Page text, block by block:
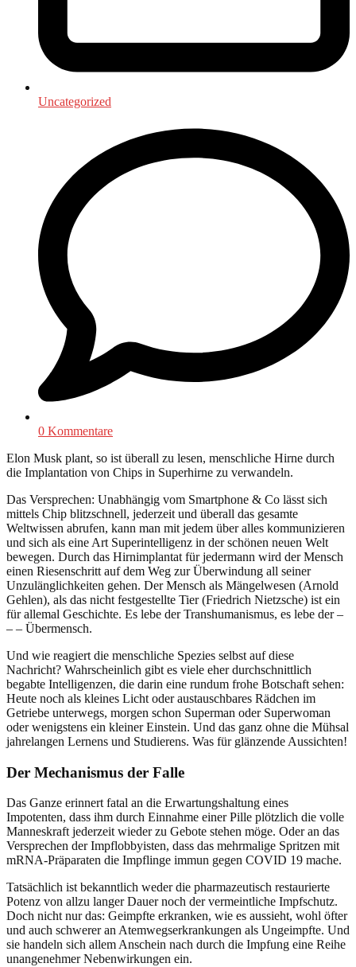
Uncategorized
0 Kommentare
Elon Musk plant, so ist überall zu lesen, menschliche Hirne durch
die Implantation von Chips in Superhirne zu verwandeln.
Das Versprechen: Unabhängig vom Smartphone & Co lässt sich
mittels Chip blitzschnell, jederzeit und überall das gesamte
Weltwissen abrufen, kann man mit jedem über alles kommunizieren
und sich als eine Art Superintelligenz in der schönen neuen Welt
bewegen. Durch das Hirnimplantat für jedermann wird der Mensch
einen Riesenschritt auf dem Weg zur Überwindung all seiner
Unzulänglichkeiten gehen. Der Mensch als Mängelwesen (Arnold
Gehlen), als das nicht festgestellte Tier (Friedrich Nietzsche) ist ein
für allemal Geschichte. Es lebe der Transhumanismus, es lebe der –
– – Übermensch.
Und wie reagiert die menschliche Spezies selbst auf diese
Nachricht? Wahrscheinlich gibt es viele eher durchschnittlich
begabte Intelligenzen, die darin eine rundum frohe Botschaft sehen:
Heute noch als kleines Licht oder austauschbares Rädchen im
Getriebe unterwegs, morgen schon Superman oder Superwoman
oder wenigstens ein kleiner Einstein. Und das ganz ohne die Mühsal
jahrelangen Lernens und Studierens. Was für glänzende Aussichten!
Der Mechanismus der Falle
Das Ganze erinnert fatal an die Erwartungshaltung eines
Impotenten, dass ihm durch Einnahme einer Pille plötzlich die volle
Manneskraft jederzeit wieder zu Gebote stehen möge. Oder an das
Versprechen der Impflobbyisten, dass das mehrmalige Spritzen mit
mRNA-Präparaten die Impflinge immun gegen COVID 19 mache.
Tatsächlich ist bekanntlich weder die pharmazeutisch restaurierte
Potenz von allzu langer Dauer noch der vermeintliche Impfschutz.
Doch nicht nur das: Geimpfte erkranken, wie es aussieht, wohl öfter
und auch schwerer an Atemwegserkrankungen als Ungeimpfte. Und
sie handeln sich allem Anschein nach durch die Impfung eine Reihe
unangenehmer Nebenwirkungen ein.